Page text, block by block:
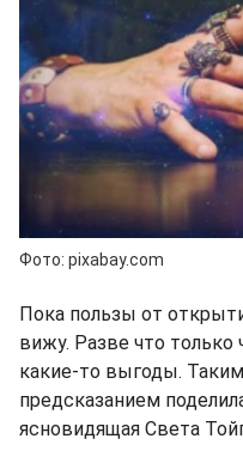
Фото: pixabay.com
Пока пользы от
вижу. Разве что только
какие-то выгоды.
предсказанием
ясновидящая Света